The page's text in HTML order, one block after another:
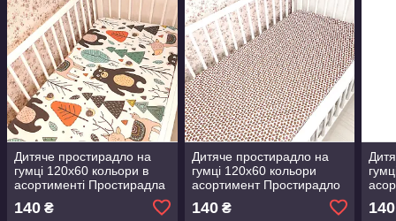
Дитяче простирадло на
гумці 120х60 кольори в
асортименті Простирадла
140 ₴
Дитяче простирадло на
гумці 120х60 кольори
асортимент Простирадло
в дитяче ліжечко Дитяча
простирадло на гумці
140₴ 140